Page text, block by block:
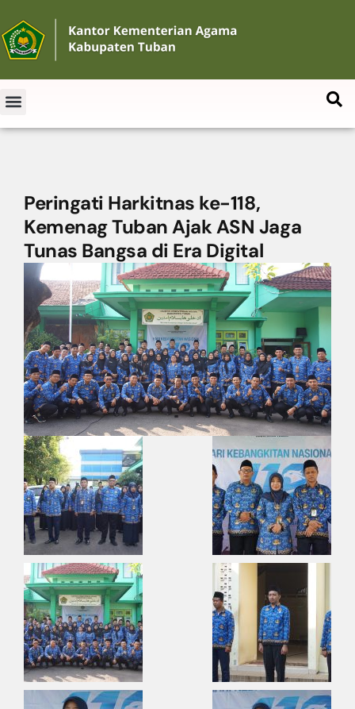
Peringati Harkitnas ke-118,
Kemenag Tuban Ajak ASN Jaga
Tunas Bangsa di Era Digital